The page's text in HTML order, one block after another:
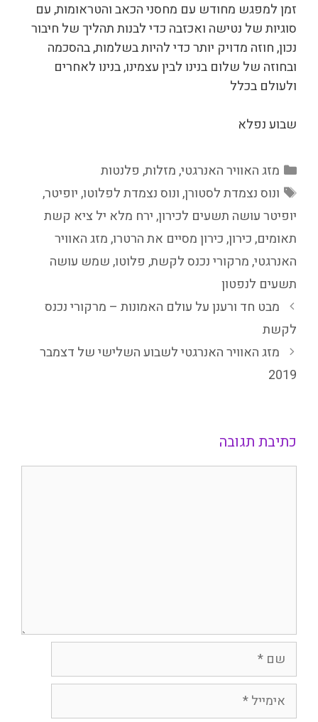
זמן למפגש מחודש עם מחסני הכאב והטראומות, עם
סוגיות של נטישה ואכזבה כדי לבנות תהליך של חיבור
נכון, חוזה מדויק יותר כדי להיות בשלמות, בהסכמה
ובחוזה של שלום בנינו לבין עצמינו, בנינו לאחרים
ולעולם בכלל
שבוע נפלא
קטגוריות
מזג האוויר האנרגטי,מזלות, פלנטות
תגיות
ונוס נצמדת לסטורן,ונוס נצמדת לפלוטו,יופיטר,
יופיטר עושה תשעים לכירון,ירח מלא יל ציא קשת
תאומים,כירון,כירון מסיים את הרטרו,מזג האוויר
האנרגטי,מרקורי נכנס לקשת, פלוטו,שמש עושה
תשעים לנפטון
מבט חד ורענן על עולם האמונות – מרקורי נכנס
לקשת
מזג האוויר האנרגטי לשבוע השלישי של דצמבר
2019
כתיבת תגובה